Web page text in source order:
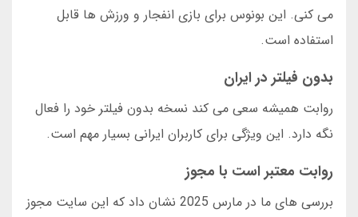
می کنی. این بونوس برای بازی انفجار و ورزش ها قابل
استفاده است.
بدون فیلتر در ایران
روابت همیشه سعی می کند نسخه بدون فیلتر خود را فعال
نگه دارد. این ویژگی برای کاربران ایرانی بسیار مهم است.
روابت معتبر است با مجوز
بررسی های ما در مارس 2025 نشان داد که این سایت مجوز